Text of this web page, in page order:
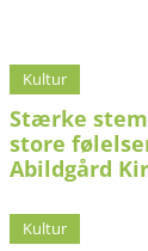
Kultur
Stærke
store
Abildgård
Kultur